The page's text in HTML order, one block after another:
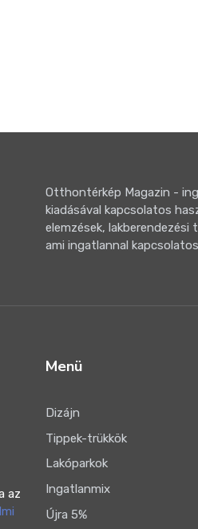
Otthontérkép Magazin -
kiadásával kapcsolatos
elemzések,
ami ingatlannal
az
Menü
Dizájn
Tippek-trükkök
Lakóparkok
Ingatlanmix
Újra 5%